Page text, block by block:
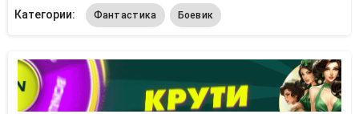
Категории:
Фантастика Боевик